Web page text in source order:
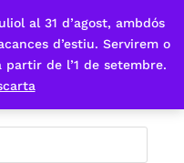
al 31 d’agost, ambdós
d’estiu. Servirem o
de l’1 de setembre.